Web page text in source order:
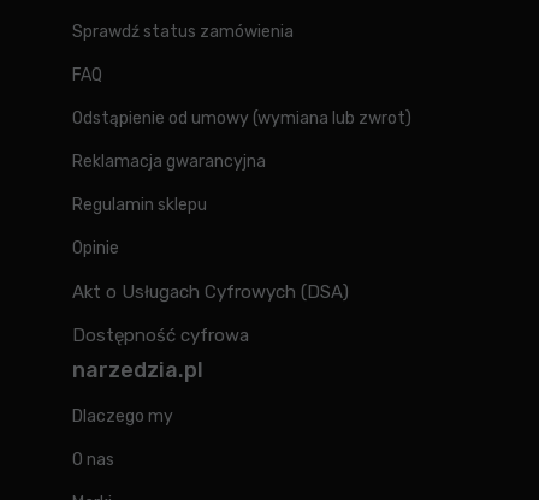
Sprawdź status zamówienia
FAQ
Odstąpienie od umowy (wymiana lub zwrot)
Reklamacja gwarancyjna
Regulamin sklepu
Opinie
Akt o Usługach Cyfrowych (DSA)
Dostępność cyfrowa
narzedzia.pl
Dlaczego my
O nas